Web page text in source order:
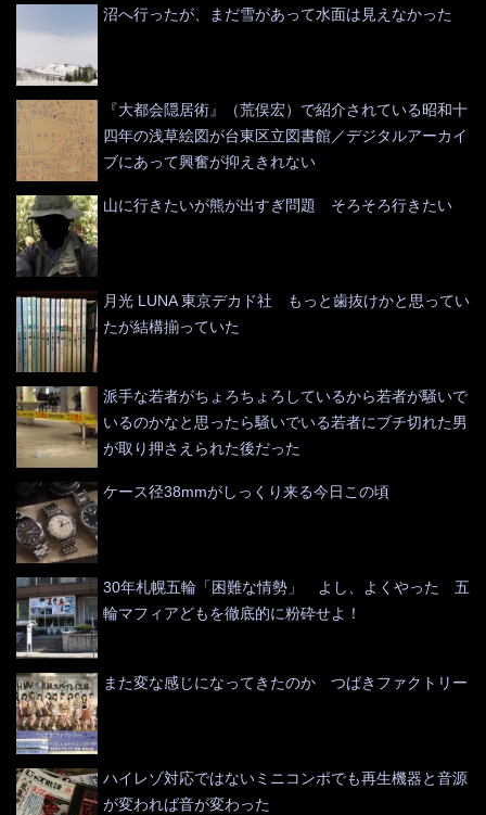
沼へ行ったが、まだ雪があって水面は見えなかった
『大都会隠居術』（荒俣宏）で紹介されている昭和十
四年の浅草絵図が台東区立図書館／デジタルアーカイ
ブにあって興奮が抑えきれない
山に行きたいが熊が出すぎ問題 そろそろ行きたい
月光 LUNA 東京デカド社 もっと歯抜けかと思ってい
たが結構揃っていた
派手な若者がちょろちょろしているから若者が騒いで
いるのかなと思ったら騒いでいる若者にブチ切れた男
が取り押さえられた後だった
ケース径38mmがしっくり来る今日この頃
30年札幌五輪「困難な情勢」 よし、よくやった 五
輪マフィアどもを徹底的に粉砕せよ！
また変な感じになってきたのか つばきファクトリー
ハイレゾ対応ではないミニコンポでも再生機器と音源
が変われば音が変わった